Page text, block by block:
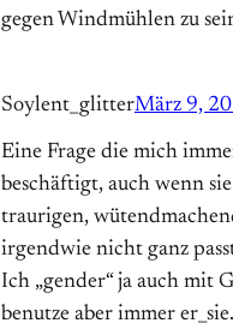
gegen Windmühlen zu
Soylent_glitterMärz 9,
Eine Frage die mich
beschäftigt, auch wenn
traurigen,
irgendwie nicht ganz
Ich „gender“ ja auch mit
benutze aber immer